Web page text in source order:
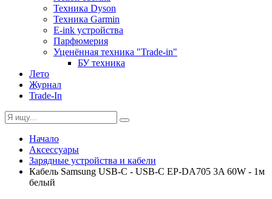
Техника Dyson
Техника Garmin
E-ink устройства
Парфюмерия
Уценённая техника "Trade-in"
БУ техника
Лето
Журнал
Trade-In
Начало
Аксессуары
Зарядные устройства и кабели
Кабель Samsung USB-C - USB-C EP-DA705 3A 60W - 1м
белый